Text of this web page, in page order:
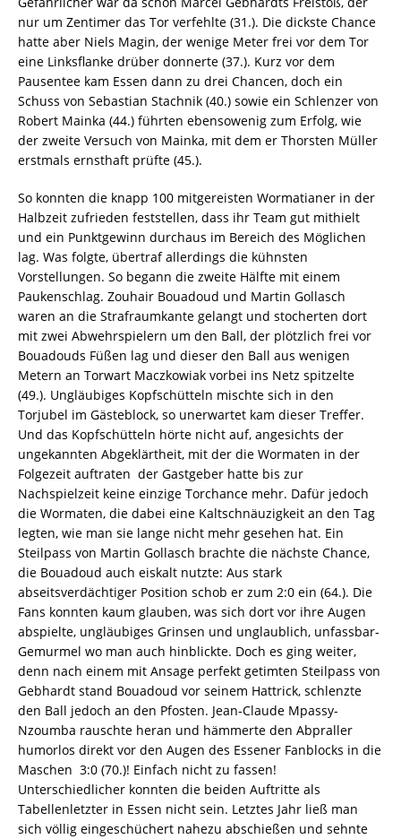
nur um Zentimer das Tor verfehlte (31.). Die dickste Chance
hatte aber Niels Magin, der wenige Meter frei vor dem Tor
eine Linksflanke drüber donnerte (37.). Kurz vor dem
Pausentee kam Essen dann zu drei Chancen, doch ein
Schuss von Sebastian Stachnik (40.) sowie ein Schlenzer von
Robert Mainka (44.) führten ebensowenig zum Erfolg, wie
der zweite Versuch von Mainka, mit dem er Thorsten Müller
erstmals ernsthaft prüfte (45.).
So konnten die knapp 100 mitgereisten Wormatianer in der
Halbzeit zufrieden feststellen, dass ihr Team gut mithielt
und ein Punktgewinn durchaus im Bereich des Möglichen
lag. Was folgte, übertraf allerdings die kühnsten
Vorstellungen. So begann die zweite Hälfte mit einem
Paukenschlag. Zouhair Bouadoud und Martin Gollasch
waren an die Strafraumkante gelangt und stocherten dort
mit zwei Abwehrspielern um den Ball, der plötzlich frei vor
Bouadouds Füßen lag und dieser den Ball aus wenigen
Metern an Torwart Maczkowiak vorbei ins Netz spitzelte
(49.). Ungläubiges Kopfschütteln mischte sich in den
Torjubel im Gästeblock, so unerwartet kam dieser Treffer.
Und das Kopfschütteln hörte nicht auf, angesichts der
ungekannten Abgeklärtheit, mit der die Wormaten in der
Folgezeit auftraten  der Gastgeber hatte bis zur
Nachspielzeit keine einzige Torchance mehr. Dafür jedoch
die Wormaten, die dabei eine Kaltschnäuzigkeit an den Tag
legten, wie man sie lange nicht mehr gesehen hat. Ein
Steilpass von Martin Gollasch brachte die nächste Chance,
die Bouadoud auch eiskalt nutzte: Aus stark
abseitsverdächtiger Position schob er zum 2:0 ein (64.). Die
Fans konnten kaum glauben, was sich dort vor ihre Augen
abspielte, ungläubiges Grinsen und unglaublich, unfassbar-
Gemurmel wo man auch hinblickte. Doch es ging weiter,
denn nach einem mit Ansage perfekt getimten Steilpass von
Gebhardt stand Bouadoud vor seinem Hattrick, schlenzte
den Ball jedoch an den Pfosten. Jean-Claude Mpassy-
Nzoumba rauschte heran und hämmerte den Abpraller
humorlos direkt vor den Augen des Essener Fanblocks in die
Maschen  3:0 (70.)! Einfach nicht zu fassen!
Unterschiedlicher konnten die beiden Auftritte als
Tabellenletzter in Essen nicht sein. Letztes Jahr ließ man
sich völlig eingeschüchert nahezu abschießen und sehnte